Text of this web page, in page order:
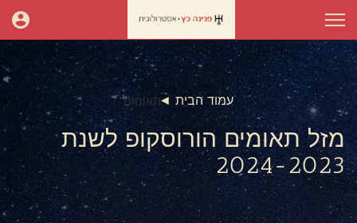
עמוד הבית תאומים
מזל תאומים הורוסקופ לשנת
2024-2023